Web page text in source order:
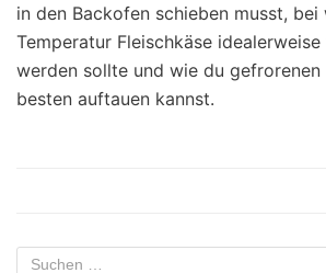
in den Backofen schieben musst, bei
Temperatur Fleischkäse
werden sollte und wie du gefrorenen
besten auftauen kannst.